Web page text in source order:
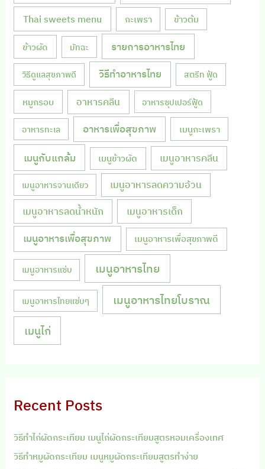
Thai sweets menu กะเพรา ข้าวต้ม
ข้าวผัด มัทฉะ รายการอาหารไทย
วิธีดูแลสุขภาพดี วิธีทำอาหารไทย สตรีท ฟู้ด
หมูกรอบ อาหารคลีน อาหารซุปเปอร์ฟู้ด
อาหารทะเล อาหารเพื่อสุขภาพ เมนูกะเพรา
เมนูกับแกล้ม เมนูข้าวผัด เมนูอาหารคลีน
เมนูอาหารจานเดียว เมนูอาหารลดความอ้วน
เมนูอาหารลดน้ำหนัก เมนูอาหารเด็ก
เมนูอาหารเพื่อสุขภาพ เมนูอาหารเพื่อสุขภาพดี
เมนูอาหารแซ่บ เมนูอาหารไทย
เมนูอาหารไทยแซ่บๆ เมนูอาหารไทยโบราณ
เมนูไก่
Recent Posts
วิธีทำไก่ผัดกระเทียม เมนูไก่ผัดกระเทียมสูตรหอมเครื่องเทศ
วิธีทำหมูผัดกระเทียม เมนูหมูผัดกระเทียมสูตรทำง่าย